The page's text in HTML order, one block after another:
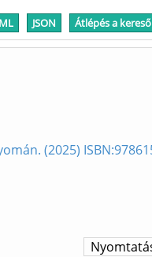
JSON Átlépés a
(2025)